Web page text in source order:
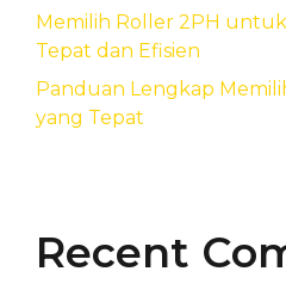
Memilih Roller 2PH
Tepat dan Efisien
Panduan Lengkap
yang Tepat
Recent